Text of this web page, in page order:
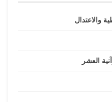
والاعتدال
العشر